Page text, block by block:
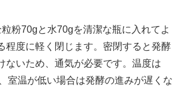
粉70gと水70gを清潔な瓶に入れてよ
程度に軽く閉じます。密閉すると発酵
ないため、通気が必要です。温度は
室温が低い場合は発酵の進みが遅くな